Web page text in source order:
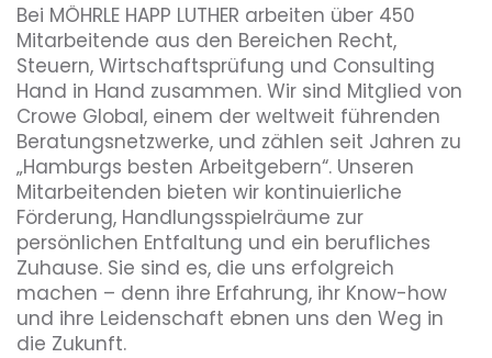
Bei MÖHRLE HAPP LUTHER arbeiten über 450
Mitarbeitende aus den Bereichen Recht,
Steuern, Wirtschaftsprüfung und Consulting
Hand in Hand zusammen. Wir sind Mitglied von
Crowe Global, einem der weltweit führenden
Beratungsnetzwerke, und zählen seit Jahren zu
„Hamburgs besten Arbeitgebern“. Unseren
Mitarbeitenden bieten wir kontinuierliche
Förderung, Handlungsspielräume zur
persönlichen Entfaltung und ein berufliches
Zuhause. Sie sind es, die uns erfolgreich
machen – denn ihre Erfahrung, ihr Know-how
und ihre Leidenschaft ebnen uns den Weg in
die Zukunft.